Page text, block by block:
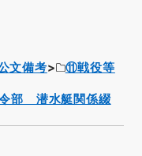
文備考
⑪戦役等
部 潜水艇関係綴